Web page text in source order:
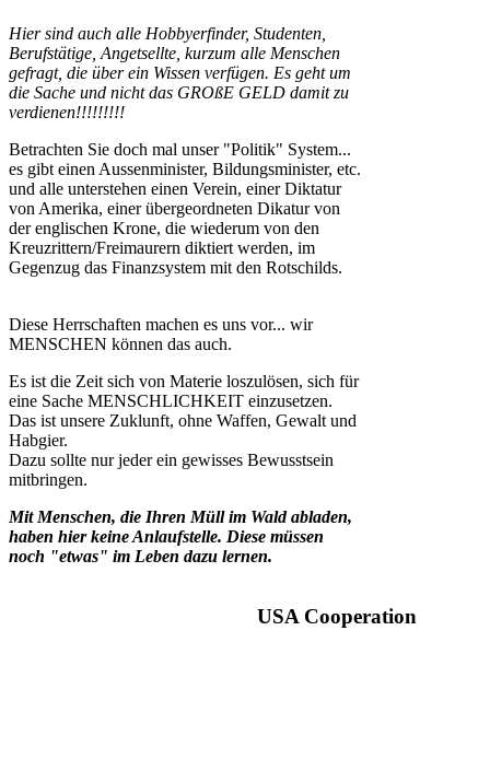
Hier sind auch alle Hobbyerfinder, Studenten,
Berufstätige, Angetsellte, kurzum alle Menschen
gefragt, die über ein Wissen verfügen. Es geht um
die Sache und nicht das GROßE GELD damit zu
verdienen!!!!!!!!!
Betrachten Sie doch mal unser "Politik" System...
es gibt einen Aussenminister, Bildungsminister, etc.
und alle unterstehen einen Verein, einer Diktatur
von Amerika, einer übergeordneten Dikatur von
der englischen Krone, die wiederum von den
Kreuzrittern/Freimaurern diktiert werden, im
Gegenzug das Finanzsystem mit den Rotschilds.
Diese Herrschaften machen es uns vor... wir
MENSCHEN können das auch.
Es ist die Zeit sich von Materie loszulösen, sich für
eine Sache MENSCHLICHKEIT einzusetzen.
Das ist unsere Zuklunft, ohne Waffen, Gewalt und
Habgier.
Dazu sollte nur jeder ein gewisses Bewusstsein
mitbringen.
Mit Menschen, die Ihren Müll im Wald abladen,
haben hier keine Anlaufstelle. Diese müssen
noch "etwas" im Leben dazu lernen.
USA Cooperation